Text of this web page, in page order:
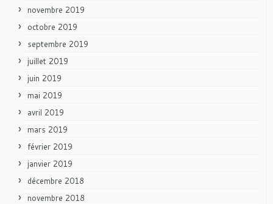
novembre 2019
octobre 2019
septembre 2019
juillet 2019
juin 2019
mai 2019
avril 2019
mars 2019
février 2019
janvier 2019
décembre 2018
novembre 2018